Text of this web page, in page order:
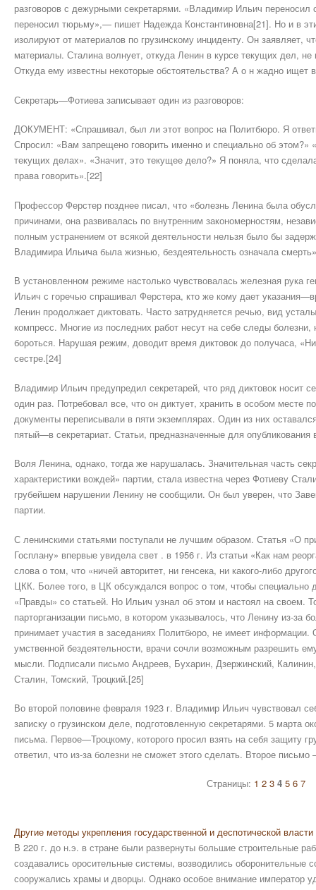
разговоров с де­журными секретарями. «Владимир Ильич
переносил тюрьму»,— пишет Надеж­да Константиновна[21]. Но и в
изолируют от материалов по грузинскому инциденту. Он за­являет,
материалы. Стали­на волнует, откуда Ленин в курсе текущих дел, не
Откуда ему известны некоторые обстоя­тельства? А о н жадно ищет
Секретарь—Фотиева записывает один из разговоров:
ДОКУМЕНТ: «Спрашивал, был ли этот вопрос на Полит­бюро. Я
Спро­сил: «Вам запрещено говорить именно и специально об
текущих делах». «Зна­чит, это текущее дело?» Я поняла, что
права говорить».[22]
Профессор Ферстер позднее писал, что «болезнь Ленина бы­ла
причинами, она развивалась по внутренним закономерностям,
полным устранением от вся­кой деятельности нельзя было бы
Владимира Ильича была жизнью, бездеятельность означала
В установленном режиме настолько чувствовалась железная рука
Ильич с горечью спрашивал Ферстера, кто же кому дает
Ленин продолжает диктовать. Часто затрудняется речью, вид
компресс. Многие из последних работ несут на себе следы
бороться. Нарушая режим, доводит время диктовок до полу­часа,
сестре.[24]
Владимир Ильич предупредил секретарей, что ряд диктовок носит
один раз. По­требовал все, что он диктует, хранить в особом месте
документы переписывали в пяти экземплярах. Один из них
пятый—в секретариат. Статьи, предназна­ченные для
Воля Ленина, однако, тогда же нарушалась. Значительная часть
характеристики вождей» партии, стала известна через Фотиеву
грубейшем нарушении Ленину не сообщи­ли. Он был уверен, что
партии.
С ленинскими статьями поступали не лучшим образом. Статья «О
Госплану» впер­вые увидела свет . в 1956 г. Из статьи «Как нам
слова о том, что «ничей авторитет, ни генсека, ни какого-либо
ЦКК. Более того, в ЦК обсуждался вопрос о том, чтобы специально
«Правды» со статьей. Но Ильич узнал об этом и настоял на своем.
парторганизации письмо, в котором указывалось, что Ленину из-за
принимает участия в заседаниях Политбюро, не имеет
умственной бездеятельности, врачи сочли возможным разрешить
мысли. Подписали письмо Андреев, Бухарин, Дзержинский,
Сталин, Томский, Троцкий.[25]
Во второй половине февраля 1923 г. Владимир Ильич чув­ствовал
записку о грузинском деле, подготовленную секретарями. 5 марта
письма. Первое—Троцкому, которого просил взять на себя защиту
ответил, что из-за болезни не сможет этого сделать. Второе
Страницы: 1 2 3 4 5 6 7
Другие методы укрепления государственной и деспотической власти
В 220 г. до н.э. в стране были развернуты большие строительные
создавались оросительные системы, возводились оборонительные
сооружались храмы и дворцы. Однако особое внимание император